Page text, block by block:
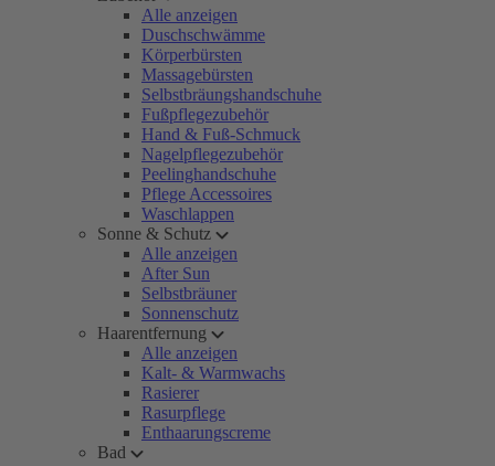
Alle anzeigen
Duschschwämme
Körperbürsten
Massagebürsten
Selbstbräungshandschuhe
Fußpflegezubehör
Hand & Fuß-Schmuck
Nagelpflegezubehör
Peelinghandschuhe
Pflege Accessoires
Waschlappen
Sonne & Schutz
Alle anzeigen
After Sun
Selbstbräuner
Sonnenschutz
Haarentfernung
Alle anzeigen
Kalt- & Warmwachs
Rasierer
Rasurpflege
Enthaarungscreme
Bad